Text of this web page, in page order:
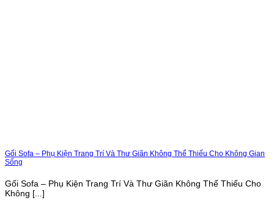
Gối Sofa – Phụ Kiện Trang Trí Và Thư Giãn Không Thể Thiếu Cho Không Gian
Sống
Gối Sofa – Phụ Kiện Trang Trí Và Thư Giãn Không Thể Thiếu Cho
Không [...]